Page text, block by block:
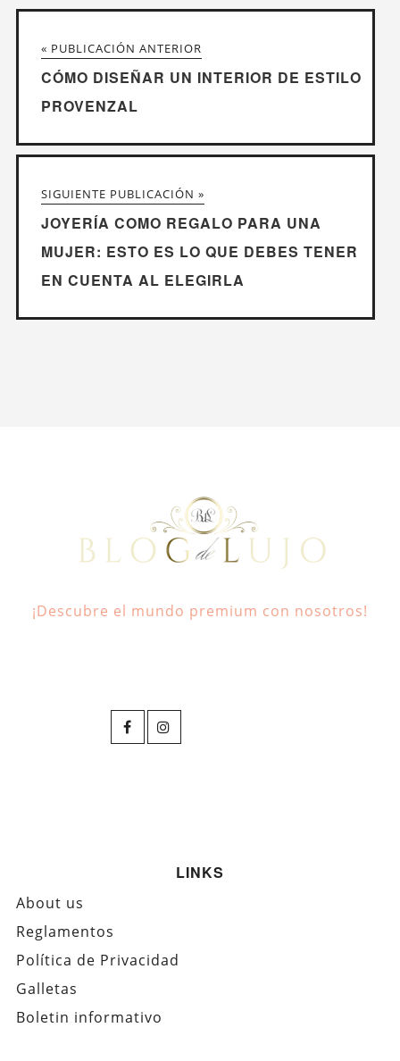
« PUBLICACIÓN ANTERIOR
CÓMO DISEÑAR UN INTERIOR DE ESTILO
PROVENZAL
SIGUIENTE PUBLICACIÓN »
JOYERÍA COMO REGALO PARA UNA
MUJER: ESTO ES LO QUE DEBES TENER
EN CUENTA AL ELEGIRLA
¡Descubre el mundo premium con nosotros!
LINKS
About us
Reglamentos
Política de Privacidad
Galletas
Boletin informativo